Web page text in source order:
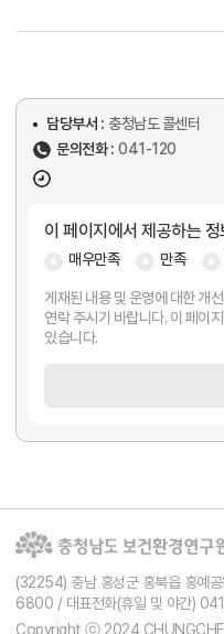
담당부서 : 충청남도 콜센터
문의전화 : 041-120
이 페이지에서 제공하는
매우만족 만족
게재된 내용 및 운영에 대한 개
연락 주시기 바랍니다. 이 페이지에
있습니다.
(32254) 충남 홍성군 홍북읍 홍예
6800 / 대표전화(휴일 및 야간)
Copyright ⓒ 2024